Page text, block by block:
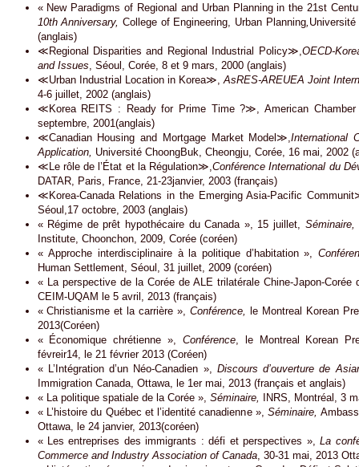
« New Paradigms of Regional and Urban Planning in the 21st
10th Anniversary, College of Engineering, Urban Planning,
(anglais)
≪Regional Disparities and Regional Industrial Policy≫, OECD-
and Issues , Séoul, Corée, 8 et 9 mars, 2000 (anglais)
≪Urban Industrial Location in Korea≫, AsRES-AREUEA Joint
4-6 juillet, 2002 (anglais)
≪Korea REITS : Ready for Prime Time ?≫, American Chamber
septembre, 2001(anglais)
≪Canadian Housing and Mortgage Market Model≫,International
Application, Université ChoongBuk, Cheongju, Corée, 16 mai, 2002
≪Le rôle de l’État et la Régulation≫, Conférence International du
DATAR, Paris, France, 21-23janvier, 2003 (français)
≪Korea-Canada Relations in the Emerging Asia-Pacific
Séoul,17 octobre, 2003 (anglais)
« Régime de prêt hypothécaire du Canada », 15 juillet, Séminaire,
Institute, Choonchon, 2009, Corée (coréen)
« Approche interdisciplinaire à la politique d’habitation »,
Human Settlement, Séoul, 31 juillet, 2009 (coréen)
« La perspective de la Corée de ALE trilatérale Chine-Japon-Corée
CEIM-UQAM le 5 avril, 2013 (français)
« Christianisme et la carrière »,Conférence,
le Montreal Korean
2013(Coréen)
« Économique chrétienne », Conférence, le Montreal Korean
févreir14, le 21 février 2013 (Coréen)
« L’Intégration d’un Néo-Canadien », Discours d’ouverture de
Immigration Canada, Ottawa, le 1er mai, 2013 (français et anglais)
« La politique spatiale de la Corée », Séminaire,
INRS, Montréal, 3
« L’histoire du Québec et l’identité canadienne »,Séminaire,
Ottawa, le 24 janvier, 2013(coréen)
« Les entreprises des immigrants : défi et perspectives »,La
Commerce and Industry Association of Canada, 30-31 mai, 2013